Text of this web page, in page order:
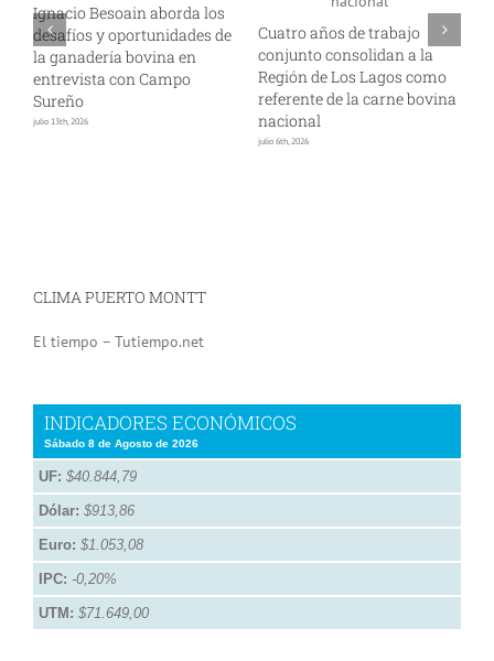
Ignacio Besoain aborda los
desafíos y oportunidades de
la ganadería bovina en
entrevista con Campo
Sureño
julio 13th, 2026
Cuatro años de trabajo
conjunto consolidan a la
Región de Los Lagos como
referente de la carne bovina
nacional
julio 6th, 2026
CLIMA PUERTO MONTT
El tiempo – Tutiempo.net
INDICADORES ECONÓMICOS
Sábado 8 de Agosto de 2026
UF: $40.844,79
Dólar: $913,86
Euro: $1.053,08
IPC: -0,20%
UTM: $71.649,00